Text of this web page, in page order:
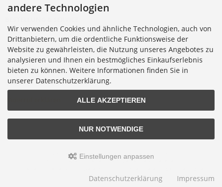
Versandkosten
Alternative Bestellwege
Sicher Einkaufen
Widerrufsrecht
Muster-Widerrufsformular
Alle Preise inkl. gesetzl. MwSt. zzgl.
© 2026 Digitalfotoversand.de • Alle Rechte vorbehalten
Webdesign
andere Technologien
Wir verwenden Cookies und ähnliche Technologien, auch von
Drittanbietern, um die ordentliche Funktionsweise der
Website zu gewährleisten, die Nutzung unseres Angebotes zu
analysieren und Ihnen ein bestmögliches Einkaufserlebnis
bieten zu können. Weitere Informationen finden Sie in
unserer Datenschutzerklärung.
ALLE AKZEPTIEREN
NUR NOTWENDIGE
Einstellungen anpassen
Datenschutzerklärung Impressum